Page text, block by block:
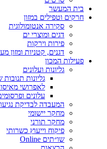
בית המעשר
חרקים וטפילים במזון
סקירה אנטומולוגית
דגים ומוצרי ים
פירות וירקות
דגנים, קטניות ומזון
פעילות המכון
גליונות ועלונים
גליונות
לאפרושי
עלונים
המעבדה לבדיקת
מחקר יישומי
מחקר תורני
פיקוח וייעוץ כשרותי
שו״תים Online